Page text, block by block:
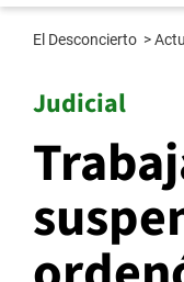
El Desconcierto >
Judicial